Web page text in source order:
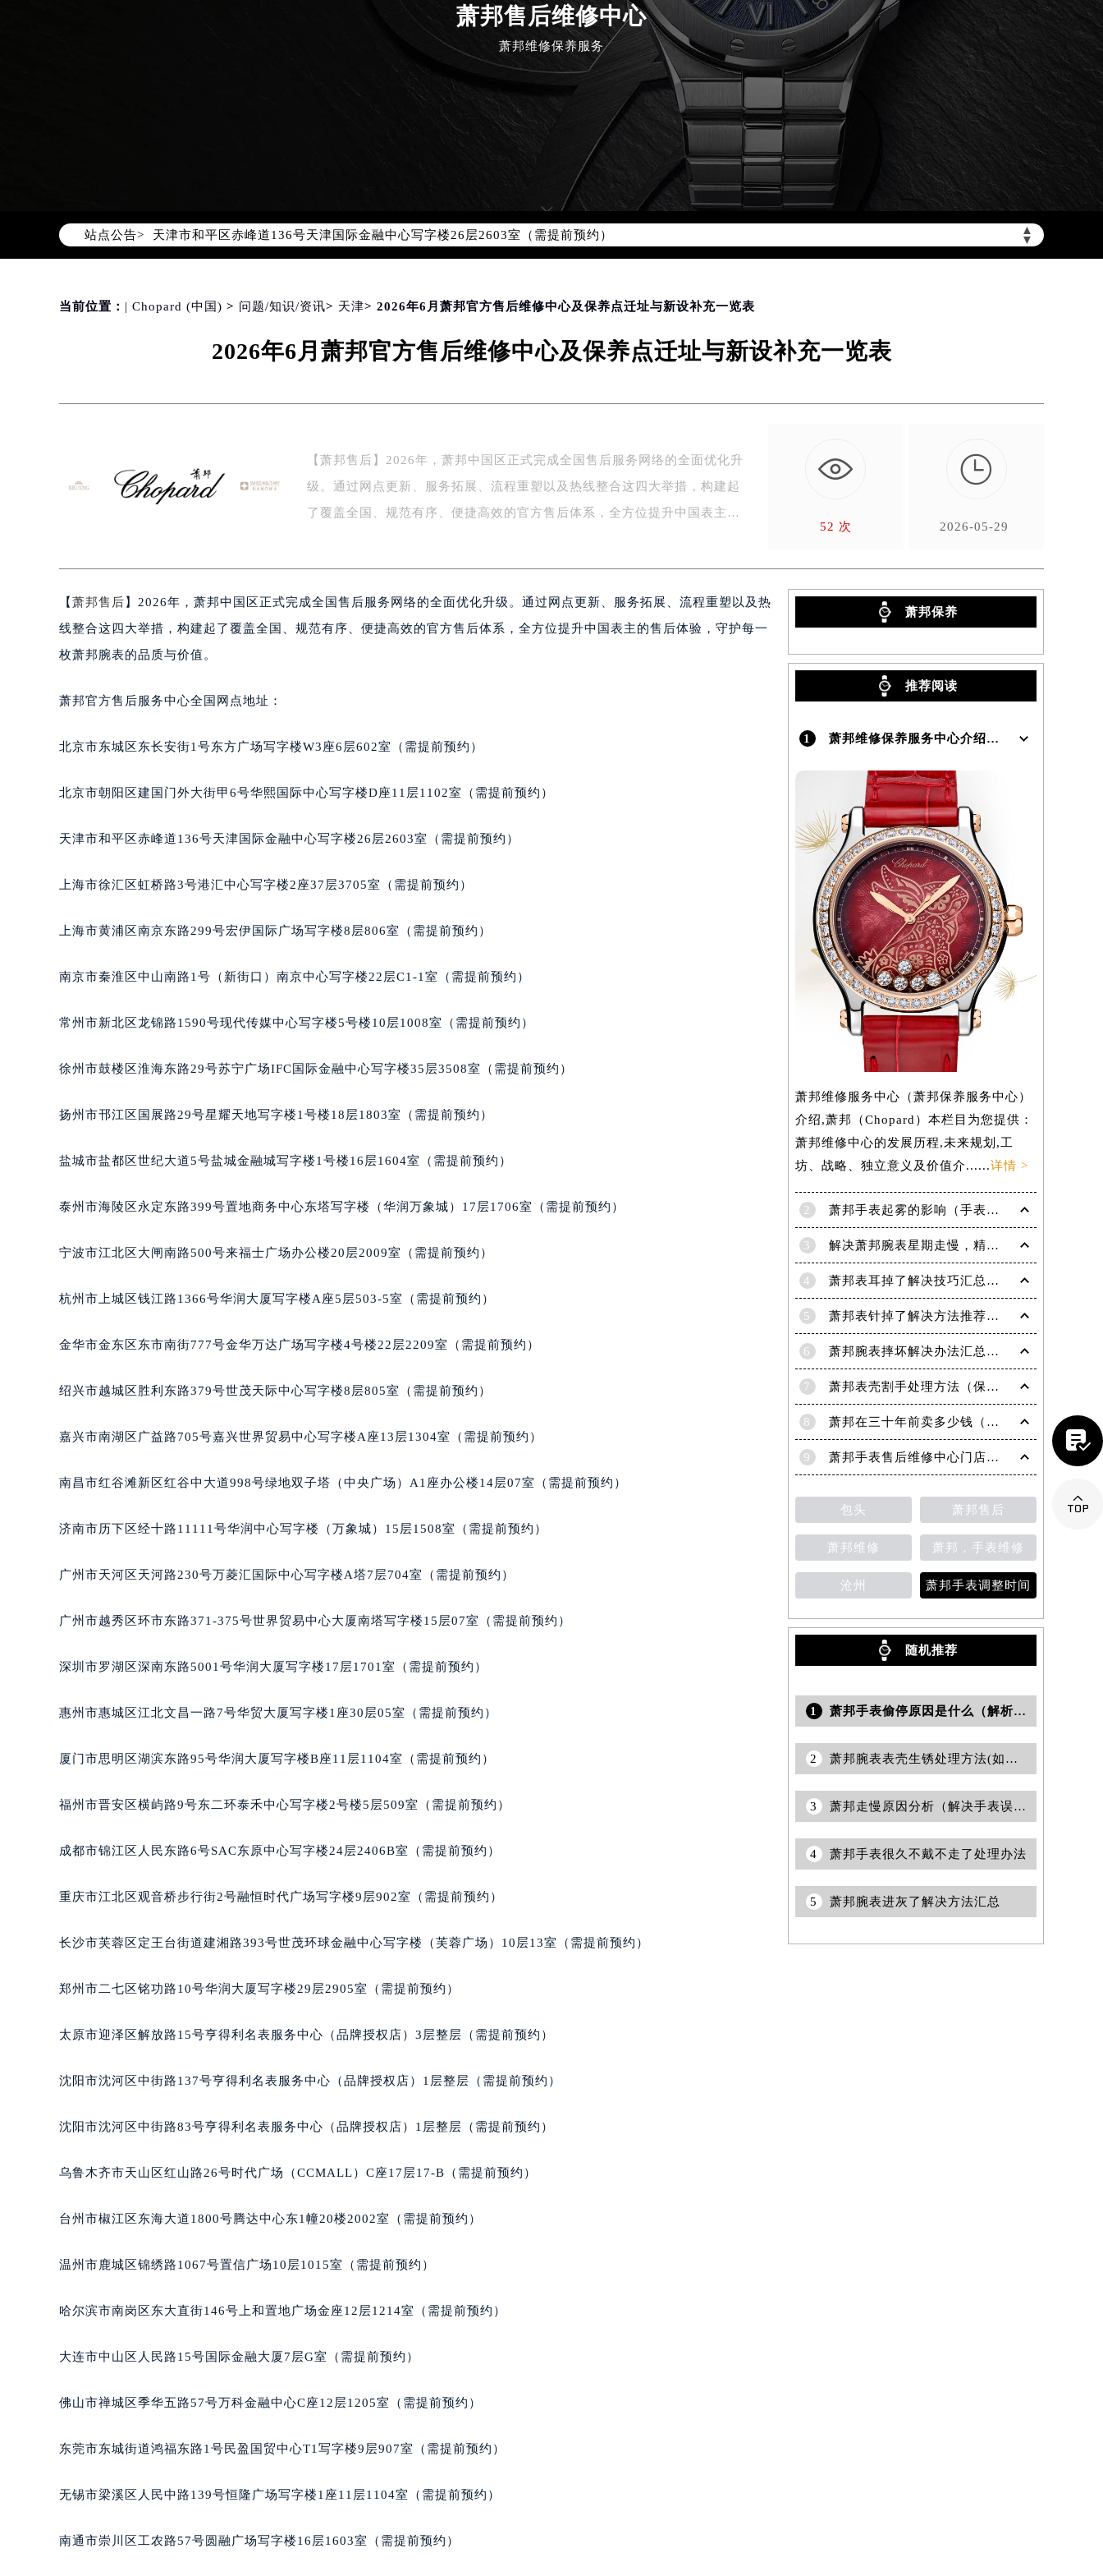
萧邦售后维修中心
萧邦维修保养服务
站点公告> ▲
▼
2026年8月萧邦中国区售后服务网络优化升级公告
2026年8月萧邦全国官方售后客户服务热线：400-885-0231
萧邦官方全国统一服务热线400-885-0231，服务覆盖中国大陆、香港、澳门、台湾全部区域（非大陆需加拨“+86”）
2026年8月萧邦售后服务中心最新网点地址：
北京市朝阳区建国门外大街甲6号华熙国际中心写字楼D座11层1102室（北京总部）（需提前预约）
北京市东城区东长安街1号东方广场写字楼W3座6层602室（需提前预约）
天津市和平区赤峰道136号天津国际金融中心写字楼26层2603室（需提前预约）
上海市徐汇区虹桥路3号港汇中心写字楼2座37层3705室（需提前预约）
上海市黄浦区南京东路299号宏伊国际广场写字楼8层806室（需提前预约）
常州市新北区龙锦路1590号现代传媒中心写字楼5号楼10层1008室（需提前预约）
扬州市邗江区国展路29号星耀天地写字楼1号楼18层1803室（需提前预约）
金华市金东区东市南街777号金华万达广场写字楼4号楼22层2209室（需提前预约）
绍兴市越城区胜利东路379号世茂天际中心写字楼8层805室（需提前预约）
嘉兴市南湖区广益路705号嘉兴世界贸易中心写字楼A座13层1304室（需提前预约）
广州市越秀区环市东路371-375号世界贸易中心大厦南塔写字楼15层07室（需提前预约）
深圳市罗湖区深南东路5001号华润大厦写字楼17层1701室（需提前预约）
惠州市惠城区江北文昌一路7号华贸大厦写字楼1座30层05室（需提前预约）
福州市鼓楼区五四路128-1号恒力城写字楼15层03室（需提前预约）
重庆市江北区观音桥步行街2号融恒时代广场写字楼9层902室（需提前预约）
郑州市二七区铭功路10号华润大厦写字楼29层2905室（需提前预约）
沈阳市沈河区中街路137号亨得利名表服务中心（品牌授权店）1层整层（需提前预约）
乌鲁木齐市天山区红山路26号时代广场（CCMALL）C座17层17-B（需提前预约）
哈尔滨市道里区友谊西路600号富力中心T2座写字楼29层03室（需提前预约）
佛山市禅城区季华五路57号万科金融中心C座12层1205室（需提前预约）
无锡市梁溪区人民中路139号恒隆广场写字楼1座11层1104室（需提前预约）
苏州市苏州工业园区星港街199号苏州中心办公楼C座22层08室（需提前预约）
南宁市青秀区金湖路59号地王大厦12楼1224室（需提前预约）
泉州市丰泽区宝洲路729号浦西万达中心写字楼A座7楼709室（需提前预约）
烟台市芝罘区胜利路139号万达金融中心A座907室（需提前预约）
贵阳市南明区都司高架桥路33号亨特国际金融中心14楼14D（需提前预约）
石家庄市长安区中山东路39号勒泰中心写字楼B座13层07室（需提前预约）
海口市龙华区金贸东路5号海口华润大厦B座17层1707室（需提前预约）
台州市椒江区东海大道1800号腾达中心东1幢20楼2002室（需提前预约）
甘肃省兰州市七里河区西津西路16号兰州中心写字楼21层2102室（需提前预约）
黑龙江省大庆市萨尔图区会战大街萧邦售后服务中心（需提前预约）
黑龙江省黑河市爱辉区中央街萧邦售后服务中心（需提前预约）
黑龙江省佳木斯市向阳区长安路萧邦售后服务中心（需提前预约）
黑龙江省七台河市桃山区大同街萧邦售后服务中心（需提前预约）
黑龙江省双鸭山市尖山区新兴大街萧邦售后服务中心（需提前预约）
黑龙江省伊春市伊美区通河路萧邦售后服务中心（需提前预约）
吉林省白山市浑江区浑江大街萧邦售后服务中心（需提前预约）
吉林省辽源市龙山区人民大街萧邦售后服务中心（需提前预约）
吉林省四平市铁东区紫气大路与南九经街交汇处萧邦售后服务中心（需提前预约）
吉林省通化市东昌区环通乡江南大街萧邦售后服务中心（需提前预约）
辽宁省鞍山市铁东区站前街萧邦售后服务中心（需提前预约）
辽宁省朝阳市双塔区新华路萧邦售后服务中心（需提前预约）
辽宁省抚顺市新抚区东一路萧邦售后服务中心（需提前预约）
辽宁省葫芦岛市连山区中央路萧邦售后服务中心（需提前预约）
辽宁省辽阳市白塔区新运大街萧邦售后服务中心（需提前预约）
辽宁省铁岭市银州区南马路萧邦售后服务中心（需提前预约）
辽宁省沈阳市沈河区中街路137号亨得利名表维修授权店1楼萧邦售后服务中心（需提前预约）
北京市朝阳区建国门外大街甲6号华熙国际中心D座11层1102室萧邦售后服务中心（北京总部）（需提前预约）
河北省保定市竞秀区朝阳北大街北国先天下萧邦售后服务中心（需提前预约）
内蒙古自治区巴彦淖尔市临河区新华街萧邦售后服务中心（需提前预约）
内蒙古自治区赤峰市红山区哈达街萧邦售后服务中心（需提前预约）
内蒙古自治区呼伦贝尔市海拉尔区中央街萧邦售后服务中心（需提前预约）
内蒙古自治区乌海市海勃湾区人民南路萧邦售后服务中心（需提前预约）
内蒙古自治区锡林郭勒盟市锡林浩特市光明街与额尔敦路交叉口萧邦售后服务中心（需提前预约）
当前位置： | Chopard (中国) > 问题/知识/资讯> 天津> 2026年6月萧邦官方售后维修中心及保养点迁址与新设补充一览表
2026年6月萧邦官方售后维修中心及保养点迁址与新设补充一览表
【萧邦售后】2026年，萧邦中国区正式完成全国售后服务网络的全面优化升
级。通过网点更新、服务拓展、流程重塑以及热线整合这四大举措，构建起
了覆盖全国、规范有序、便捷高效的官方售后体系，全方位提升中国表主
52 次

2026-05-29
【萧邦售后】2026年，萧邦中国区正式完成全国售后服务网络的全面优化升级。通过网点更新、服务拓展、流程重塑以及热
线整合这四大举措，构建起了覆盖全国、规范有序、便捷高效的官方售后体系，全方位提升中国表主的售后体验，守护每一
枚萧邦腕表的品质与价值。
萧邦官方售后服务中心全国网点地址：
北京市东城区东长安街1号东方广场写字楼W3座6层602室（需提前预约）
北京市朝阳区建国门外大街甲6号华熙国际中心写字楼D座11层1102室（需提前预约）
天津市和平区赤峰道136号天津国际金融中心写字楼26层2603室（需提前预约）
上海市徐汇区虹桥路3号港汇中心写字楼2座37层3705室（需提前预约）
上海市黄浦区南京东路299号宏伊国际广场写字楼8层806室（需提前预约）
南京市秦淮区中山南路1号（新街口）南京中心写字楼22层C1-1室（需提前预约）
常州市新北区龙锦路1590号现代传媒中心写字楼5号楼10层1008室（需提前预约）
徐州市鼓楼区淮海东路29号苏宁广场IFC国际金融中心写字楼35层3508室（需提前预约）
扬州市邗江区国展路29号星耀天地写字楼1号楼18层1803室（需提前预约）
盐城市盐都区世纪大道5号盐城金融城写字楼1号楼16层1604室（需提前预约）
泰州市海陵区永定东路399号置地商务中心东塔写字楼（华润万象城）17层1706室（需提前预约）
宁波市江北区大闸南路500号来福士广场办公楼20层2009室（需提前预约）
杭州市上城区钱江路1366号华润大厦写字楼A座5层503-5室（需提前预约）
金华市金东区东市南街777号金华万达广场写字楼4号楼22层2209室（需提前预约）
绍兴市越城区胜利东路379号世茂天际中心写字楼8层805室（需提前预约）
嘉兴市南湖区广益路705号嘉兴世界贸易中心写字楼A座13层1304室（需提前预约）
南昌市红谷滩新区红谷中大道998号绿地双子塔（中央广场）A1座办公楼14层07室（需提前预约）
济南市历下区经十路11111号华润中心写字楼（万象城）15层1508室（需提前预约）
广州市天河区天河路230号万菱汇国际中心写字楼A塔7层704室（需提前预约）
广州市越秀区环市东路371-375号世界贸易中心大厦南塔写字楼15层07室（需提前预约）
深圳市罗湖区深南东路5001号华润大厦写字楼17层1701室（需提前预约）
惠州市惠城区江北文昌一路7号华贸大厦写字楼1座30层05室（需提前预约）
厦门市思明区湖滨东路95号华润大厦写字楼B座11层1104室（需提前预约）
福州市晋安区横屿路9号东二环泰禾中心写字楼2号楼5层509室（需提前预约）
成都市锦江区人民东路6号SAC东原中心写字楼24层2406B室（需提前预约）
重庆市江北区观音桥步行街2号融恒时代广场写字楼9层902室（需提前预约）
长沙市芙蓉区定王台街道建湘路393号世茂环球金融中心写字楼（芙蓉广场）10层13室（需提前预约）
郑州市二七区铭功路10号华润大厦写字楼29层2905室（需提前预约）
太原市迎泽区解放路15号亨得利名表服务中心（品牌授权店）3层整层（需提前预约）
沈阳市沈河区中街路137号亨得利名表服务中心（品牌授权店）1层整层（需提前预约）
沈阳市沈河区中街路83号亨得利名表服务中心（品牌授权店）1层整层（需提前预约）
乌鲁木齐市天山区红山路26号时代广场（CCMALL）C座17层17-B（需提前预约）
台州市椒江区东海大道1800号腾达中心东1幢20楼2002室（需提前预约）
温州市鹿城区锦绣路1067号置信广场10层1015室（需提前预约）
哈尔滨市南岗区东大直街146号上和置地广场金座12层1214室（需提前预约）
大连市中山区人民路15号国际金融大厦7层G室（需提前预约）
佛山市禅城区季华五路57号万科金融中心C座12层1205室（需提前预约）
东莞市东城街道鸿福东路1号民盈国贸中心T1写字楼9层907室（需提前预约）
无锡市梁溪区人民中路139号恒隆广场写字楼1座11层1104室（需提前预约）
南通市崇川区工农路57号圆融广场写字楼16层1603室（需提前预约）
萧邦保养
推荐阅读
1 萧邦维修保养服务中心介绍 | Chopard
萧邦维修服务中心（萧邦保养服务中心）
介绍,萧邦（Chopard）本栏目为您提供：
萧邦维修中心的发展历程,未来规划,工
坊、战略、独立意义及价值介......详情 >
2 萧邦手表起雾的影响（手表起雾维护建议）
3 解决萧邦腕表星期走慢，精准调校秘籍在这里
4 萧邦表耳掉了解决技巧汇总（轻松修复爱表的小妙招）
5 萧邦表针掉了解决方法推荐（轻松修复你的爱表）
6 萧邦腕表摔坏解决办法汇总（专业修复与日常保养技巧）
7 萧邦表壳割手处理方法（保养与修复技巧指南）
8 萧邦在三十年前卖多少钱（名表价格变迁的历史洞察）
9 萧邦手表售后维修中心门店地址
包头 萧邦售后
萧邦维修 萧邦，手表维修
沧州 萧邦手表调整时间
随机推荐
1 萧邦手表偷停原因是什么（解析常见故障及保养技巧）
2 萧邦腕表表壳生锈处理方法(如何有效应对表壳生锈问题)
3 萧邦走慢原因分析（解决手表误差的实用指南）
4 萧邦手表很久不戴不走了处理办法
5 萧邦腕表进灰了解决方法汇总

